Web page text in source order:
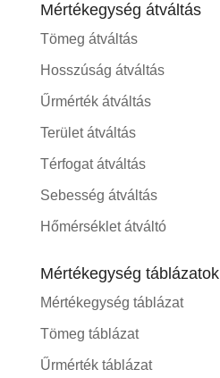
Mértékegység átváltás
Tömeg átváltás
Hosszúság átváltás
Űrmérték átváltás
Terület átváltás
Térfogat átváltás
Sebesség átváltás
Hőmérséklet átváltó
Mértékegység táblázatok
Mértékegység táblázat
Tömeg táblázat
Űrmérték táblázat